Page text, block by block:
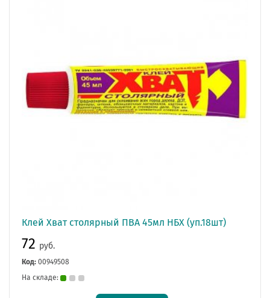
Клей Хват столярный ПВА 45мл НБХ (уп.18шт)
72 руб.
Код: 00949508
На складе: